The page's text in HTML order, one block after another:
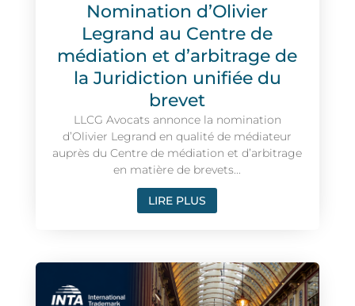
Nomination d’Olivier
Legrand au Centre de
médiation et d’arbitrage de
la Juridiction unifiée du
brevet
LLCG Avocats annonce la nomination
d’Olivier Legrand en qualité de médiateur
auprès du Centre de médiation et d’arbitrage
en matière de brevets...
LIRE PLUS